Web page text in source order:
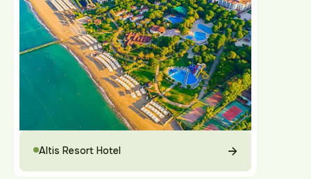
Altis Resort Hotel